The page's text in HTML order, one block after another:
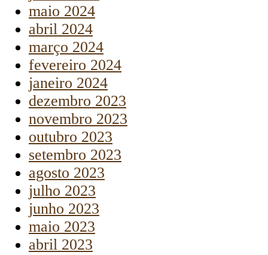
maio 2024
abril 2024
março 2024
fevereiro 2024
janeiro 2024
dezembro 2023
novembro 2023
outubro 2023
setembro 2023
agosto 2023
julho 2023
junho 2023
maio 2023
abril 2023